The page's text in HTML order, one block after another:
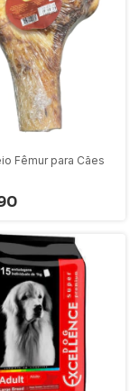
Fêmur para Cães